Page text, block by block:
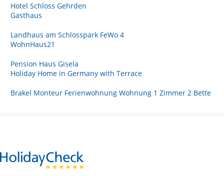
Hotel Schloss Gehrden
Gasthaus
Landhaus am Schlosspark FeWo 4
WohnHaus21
Pension Haus Gisela
Holiday Home in Germany with Terrace
Brakel Monteur Ferienwohnung Wohnung 1 Zimmer 2 Bette